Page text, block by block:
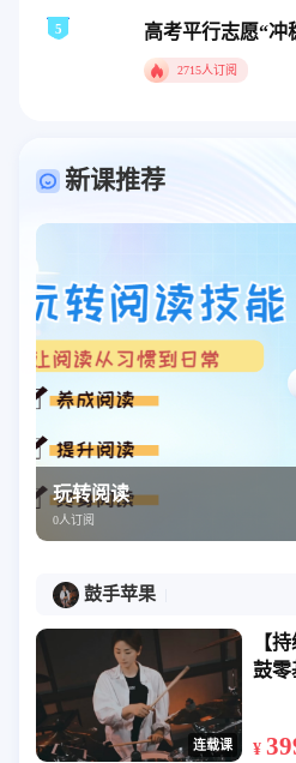
5 高考平行志愿“冲
2715人订阅
新课推荐
玩转阅读
0人订阅
鼓手苹果
连载课
【
鼓零
¥